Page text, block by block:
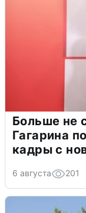
Больше не
Гагарина
кадры с
6 августа 201